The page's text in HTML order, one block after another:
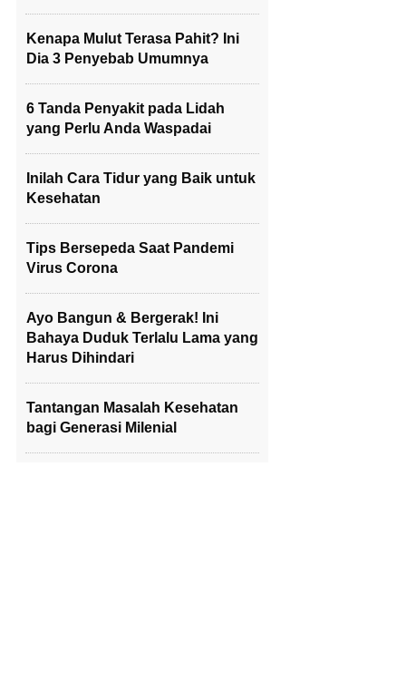
Kenapa Mulut Terasa Pahit? Ini
Dia 3 Penyebab Umumnya
6 Tanda Penyakit pada Lidah
yang Perlu Anda Waspadai
Inilah Cara Tidur yang Baik untuk
Kesehatan
Tips Bersepeda Saat Pandemi
Virus Corona
Ayo Bangun & Bergerak! Ini
Bahaya Duduk Terlalu Lama yang
Harus Dihindari
Tantangan Masalah Kesehatan
bagi Generasi Milenial